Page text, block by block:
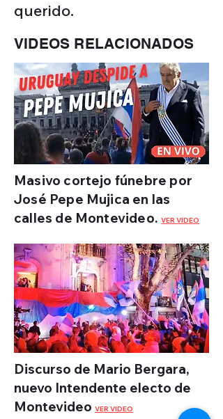
querido.
VIDEOS RELACIONADOS
Masivo cortejo fúnebre por
José Pepe Mujica en las
calles de Montevideo.VER VIDEO
Discurso de Mario Bergara,
nuevo Intendente electo de
Montevideo VER VIDEO